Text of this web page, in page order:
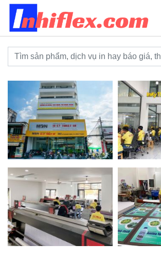
inhiflex.com
Từ khoá tìm kiếm